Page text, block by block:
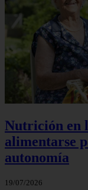
Nutrición en
alimentarse
autonomía
19/07/2026